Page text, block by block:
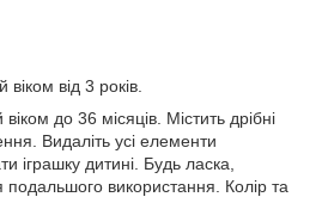
від 3 років.
до 36 місяців. Містить дрібні
Видаліть усі елементи
іграшку дитині. Будь ласка,
подальшого використання. Колір та